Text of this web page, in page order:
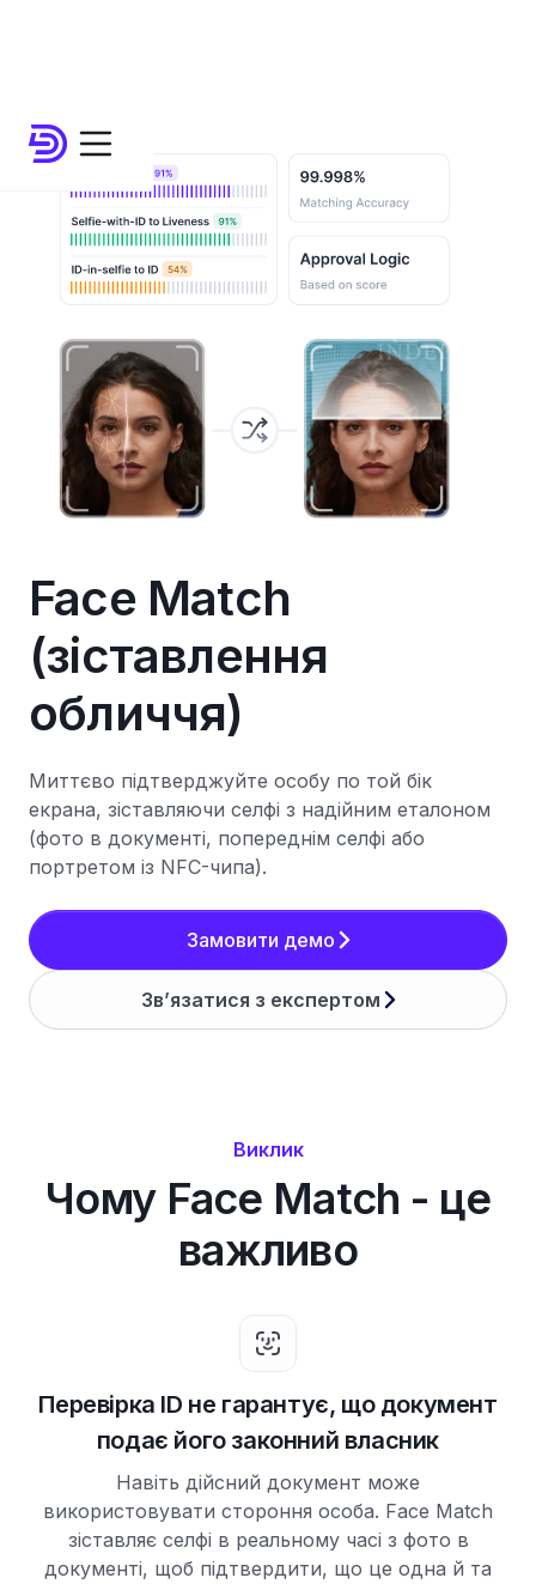
Face Match
(зіставлення
обличчя)
Миттєво підтверджуйте особу по той бік
екрана, зіставляючи селфі з надійним еталоном
(фото в документі, попереднім селфі або
портретом із NFC-чипа).
Замовити демо
Зв’язатися з експертом
Виклик
Чому Face Match - це
важливо
Перевірка ID не гарантує, що документ
подає його законний власник
Навіть дійсний документ може
використовувати стороння особа. Face Match
зіставляє селфі в реальному часі з фото в
документі, щоб підтвердити, що це одна й та